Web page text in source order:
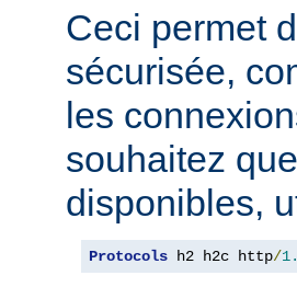
Ceci permet
sécurisée,
les
souhaitez
disponibles,
Protocols h2 h2c http/